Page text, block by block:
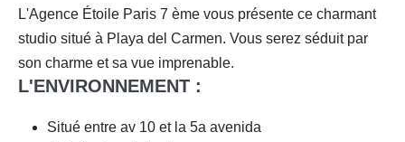
L'Agence Étoile Paris 7 ème vous présente ce charmant
studio situé à Playa del Carmen. Vous serez séduit par
son charme et sa vue imprenable.
L'ENVIRONNEMENT :
Situé entre av 10 et la 5a avenida